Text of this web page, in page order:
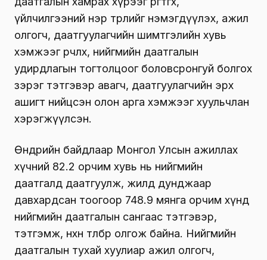
үйлчилгээний нэр төрлийг нэмэгдүүлэх, ажил
олгогч, даатгуулагчийн шимтгэлийн хувь
хэмжээг өөрчлөх, нийгмийн даатгалын
удирдлагын тогтолцоог боловсронгуй болгох
зэрэг тэтгэвэр авагч, даатгуулагчийн эрх
ашигт нийцсэн олон арга хэмжээг хуульчлан
хэрэгжүүлсэн.
Өнөөдрийн байдлаар Монгол Улсын ажиллах
хүчний 82.2 орчим хувь нь нийгмийн
даатгалд даатгуулж, жилд дунджаар
давхардсан тоогоор 748.9 мянга орчим хүнд
нийгмийн даатгалын сангаас тэтгэвэр,
тэтгэмж, нөхөн төлбөр олгож байна. Нийгмийн
даатгалын тухай хуулиар ажил олгогч,